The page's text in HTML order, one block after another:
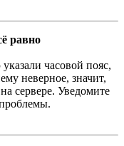
равно
часовой пояс,
неверное, значит,
сервере. Уведомите